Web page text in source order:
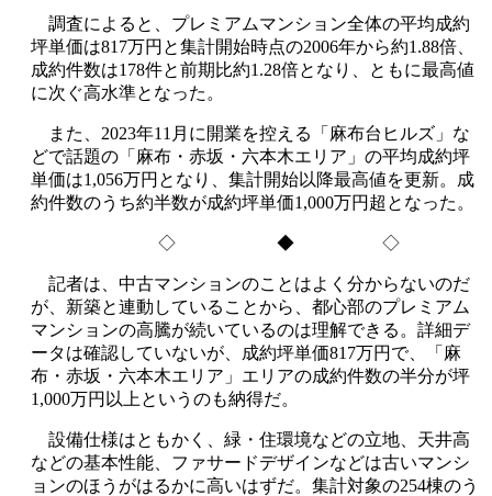
調査によると、プレミアムマンション全体の平均成約
坪単価は817万円と集計開始時点の2006年から約1.88倍、
成約件数は178件と前期比約1.28倍となり、ともに最高値
に次ぐ高水準となった。
また、2023年11月に開業を控える「麻布台ヒルズ」な
どで話題の「麻布・赤坂・六本木エリア」の平均成約坪
単価は1,056万円となり、集計開始以降最高値を更新。成
約件数のうち約半数が成約坪単価1,000万円超となった。
◇ ◆ ◇
記者は、中古マンションのことはよく分からないのだ
が、新築と連動していることから、都心部のプレミアム
マンションの高騰が続いているのは理解できる。詳細デ
ータは確認していないが、成約坪単価817万円で、「麻
布・赤坂・六本木エリア」エリアの成約件数の半分が坪
1,000万円以上というのも納得だ。
設備仕様はともかく、緑・住環境などの立地、天井高
などの基本性能、ファサードデザインなどは古いマンシ
ョンのほうがはるかに高いはずだ。集計対象の254棟のう